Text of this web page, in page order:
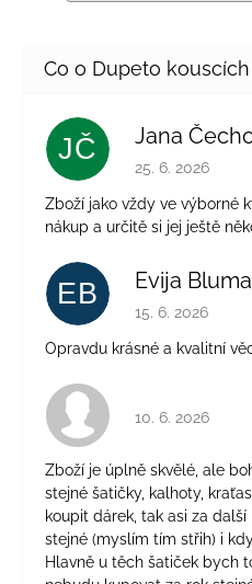
JČ Jana
Hodnocení
25. 6. 2026
Zboží jako vždy ve výborné
nákup a určitě si jej ještě
EB Evija Bluma
Hodnocení
15. 6. 2026
Opravdu krásné a kvalitní
Hodnocení
10. 6. 2026
Zboží je úplně skvělé, ale
stejné šatičky, kalhoty,
koupit dárek, tak asi za
stejné (myslím tím střih) i
Hlavně u těch šatiček bych